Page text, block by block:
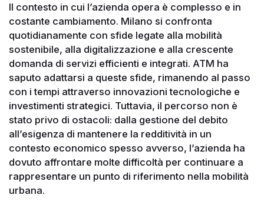
Il contesto in cui l’azienda opera è complesso e in
costante cambiamento. Milano si confronta
quotidianamente con sfide legate alla mobilità
sostenibile, alla digitalizzazione e alla crescente
domanda di servizi efficienti e integrati. ATM ha
saputo adattarsi a queste sfide, rimanendo al passo
con i tempi attraverso innovazioni tecnologiche e
investimenti strategici. Tuttavia, il percorso non è
stato privo di ostacoli: dalla gestione del debito
all’esigenza di mantenere la redditività in un
contesto economico spesso avverso, l’azienda ha
dovuto affrontare molte difficoltà per continuare a
rappresentare un punto di riferimento nella mobilità
urbana.